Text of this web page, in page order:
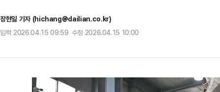
장현일 기자 (hichang@dailian.co.kr)
입력 2026.04.15 09:59 수정 2026.04.15 10:00